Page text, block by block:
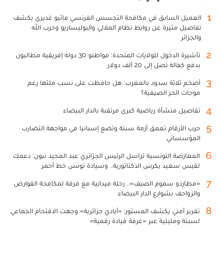
1
العميل السابق في مكافحة التجسس الفرنسي ماثيو غديري يكشف
تفاصيل مثيرة عن روابط نظام الملالي والبوليساريو وحزب الله
والجزائر
2
تأشيرة الدخول للولايات المتحدة: مواطنو 30 دولة إفريقية مطالبون
بدفع كفالة تصل إلى 20 ألف دولار
3
أضخم ثلاثة سدود بالمغرب: هل حافظت على نسب ملئها رغم
موجات الحر الصيفية؟
4 تفاصيل منشأة رياضية كبرى مرتقبة بالدار البيضاء
5
حرب الأرقام تعمق أزمة سبتة وتضع إسبانيا في مواجهة التضارب
المؤسساتي
6
المعارضة التونسية تراسل الرئيس الجزائري عبد المجيد تبون: دعمك
لقيس سعيد يكرس الدكتاتورية.. وسيادة تونس خط أحمر
7
«مطارِدو سموم الصيف».. رحلة ميدانية مع فرقة لمكافحة القوارض
والزواحف بشوارع الدار البيضاء
8
تقرير أمني يكشف المستور: «أيادي جزائرية» وجهت الاقتحام الجماعي
لسبتة ومليلية عبر «غرفة قيادة رقمية»